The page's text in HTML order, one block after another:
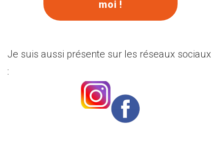
moi !
Je suis aussi présente sur les réseaux sociaux
: